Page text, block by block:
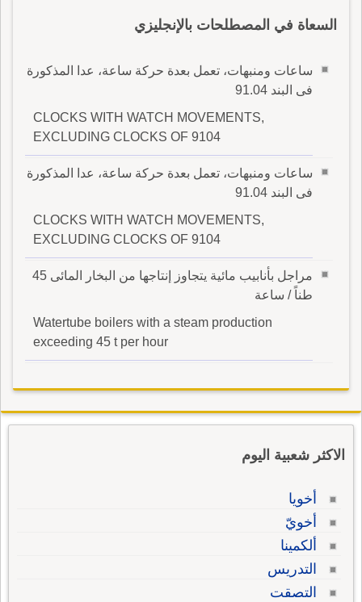
السعاة في المصطلحات بالإنجليزي
ساعات ومنبهات، تعمل بعدة حركة ساعة، عدا المذكورة
فى البند 91.04
CLOCKS WITH WATCH MOVEMENTS,
EXCLUDING CLOCKS OF 9104
ساعات ومنبهات، تعمل بعدة حركة ساعة، عدا المذكورة
فى البند 91.04
CLOCKS WITH WATCH MOVEMENTS,
EXCLUDING CLOCKS OF 9104
مراجل بأنابيب مائية يتجاوز إنتاجها من البخار المائى 45
طناً / ساعة
Watertube boilers with a steam production
exceeding 45 t per hour
الاكثر شعبية اليوم
أخويا
أخويّ
ألكمينا
التدريس
التصقت